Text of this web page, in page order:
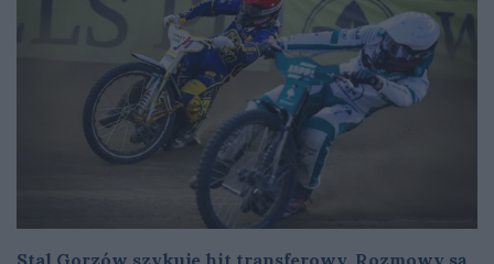
Stal Gorzów szykuje hit transferowy. Rozmowy są